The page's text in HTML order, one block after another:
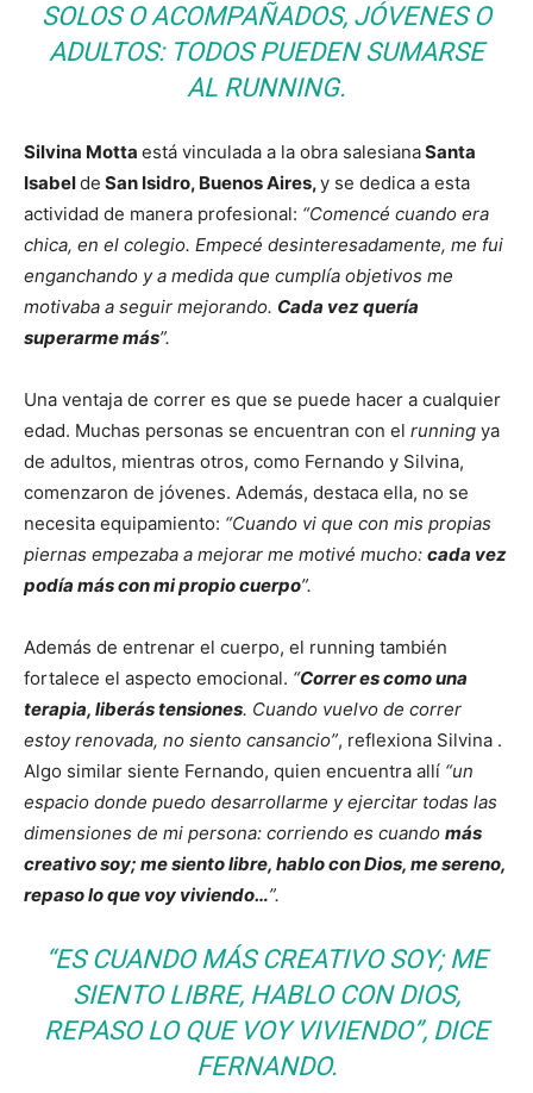
SOLOS O ACOMPAÑADOS, JÓVENES O
ADULTOS: TODOS PUEDEN SUMARSE
AL RUNNING.
Silvina Motta está vinculada a la obra salesianaSanta
Isabelde San Isidro, Buenos Aires,y se dedica a esta
actividad de manera profesional: “Comencé cuando era
chica, en el colegio. Empecé desinteresadamente, me fui
enganchando y a medida que cumplía objetivos me
motivaba a seguir mejorando. Cada vez quería
superarme más”.
Una ventaja de correr es que se puede hacer a cualquier
edad. Muchas personas se encuentran con el running ya
de adultos, mientras otros, como Fernando y Silvina,
comenzaron de jóvenes. Además, destaca ella, no se
necesita equipamiento: “Cuando vi que con mis propias
piernas empezaba a mejorar me motivé mucho: cada vez
podía más con mi propio cuerpo”.
Además de entrenar el cuerpo, el running también
fortalece el aspecto emocional. “Correr es como una
terapia, liberás tensiones. Cuando vuelvo de correr
estoy renovada, no siento cansancio”, reflexiona Silvina .
Algo similar siente Fernando, quien encuentra allí “un
espacio donde puedo desarrollarme y ejercitar todas las
dimensiones de mi persona: corriendo es cuando más
creativo soy; me siento libre, hablo con Dios, me sereno,
repaso lo que voy viviendo…”.
“ES CUANDO MÁS CREATIVO SOY; ME
SIENTO LIBRE, HABLO CON DIOS,
REPASO LO QUE VOY VIVIENDO”, DICE
FERNANDO.